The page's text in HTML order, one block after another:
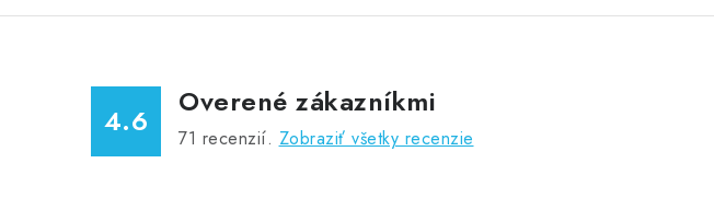
4.6
Overené zákazníkmi
71 recenzií. Zobraziť všetky recenzie